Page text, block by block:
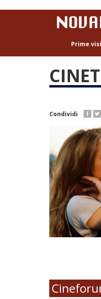
Prime
Condividi